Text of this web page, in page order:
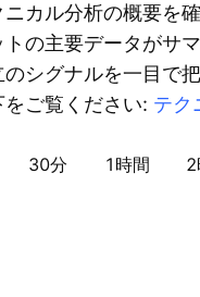
カル分析の概要を
の主要データがサ
のシグナルを一目で
ご覧ください: テク
30分 1時間 2